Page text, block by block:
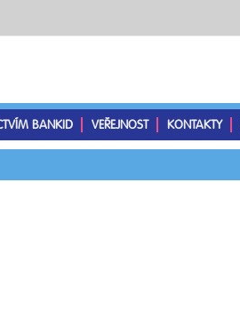
BANKID VEŘEJNOST KONTAKTY